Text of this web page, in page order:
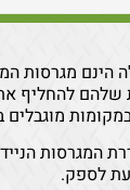
הינם מגרסות
שלהם להחליף
המגרסות
לספק.